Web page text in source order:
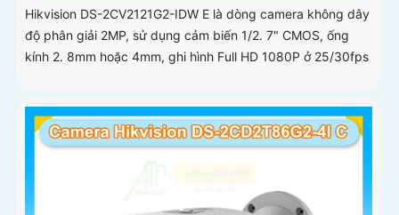
Hikvision DS-2CV2121G2-IDW E là dòng camera không dây
độ phân giải 2MP, sử dụng cảm biến 1/2. 7" CMOS, ống
kính 2. 8mm hoặc 4mm, ghi hình Full HD 1080P ở 25/30fps